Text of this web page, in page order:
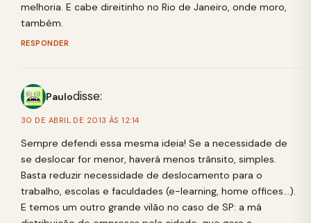
melhoria. E cabe direitinho no Rio de Janeiro, onde moro,
também.
RESPONDER
Paulodisse:
30 DE ABRIL DE 2013 ÀS 12:14
Sempre defendi essa mesma ideia! Se a necessidade de
se deslocar for menor, haverá menos trânsito, simples.
Basta reduzir necessidade de deslocamento para o
trabalho, escolas e faculdades (e-learning, home offices…).
E temos um outro grande vilão no caso de SP: a má